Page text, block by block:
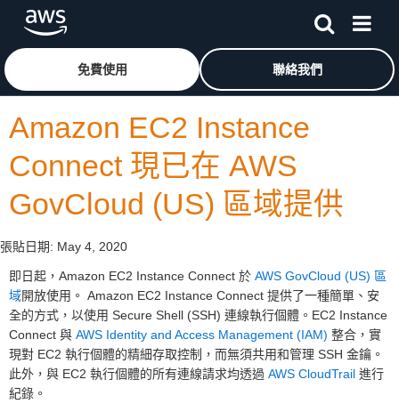
跳至主要內容按一下這裡可返回 Amazon Web Services 首頁
免費使用 聯絡我們
Amazon EC2 Instance
Connect 現已在 AWS
GovCloud (US) 區域提供
張貼日期: May 4, 2020
即日起，Amazon EC2 Instance Connect 於 AWS GovCloud (US) 區
域開放使用。 Amazon EC2 Instance Connect 提供了一種簡單、安
全的方式，以使用 Secure Shell (SSH) 連線執行個體。EC2 Instance
Connect 與 AWS Identity and Access Management (IAM) 整合，實
現對 EC2 執行個體的精細存取控制，而無須共用和管理 SSH 金鑰。
此外，與 EC2 執行個體的所有連線請求均透過 AWS CloudTrail 進行
紀錄。